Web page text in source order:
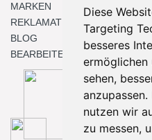
Diese
Targeting
besseres
ermöglichen
sehen,
nutzen wir
zu messen,
MARKEN
REKLAMATIONEN UND
BLOG
BEARBEITEN SIE MEINE